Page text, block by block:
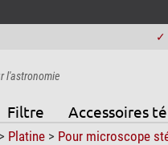
✓
l'astronomie
Filtre Accessoires
> Platine> Pour microscope